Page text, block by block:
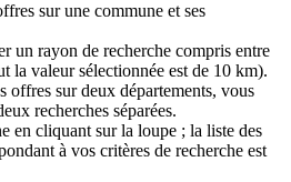
sur une commune et ses
un rayon de recherche compris entre
la valeur sélectionnée est de 10 km).
offres sur deux départements, vous
recherches séparées.
en cliquant sur la loupe ; la liste des
à vos critères de recherche est